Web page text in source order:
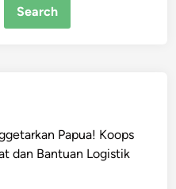
Search
Papua! Koops
dan Bantuan Logistik